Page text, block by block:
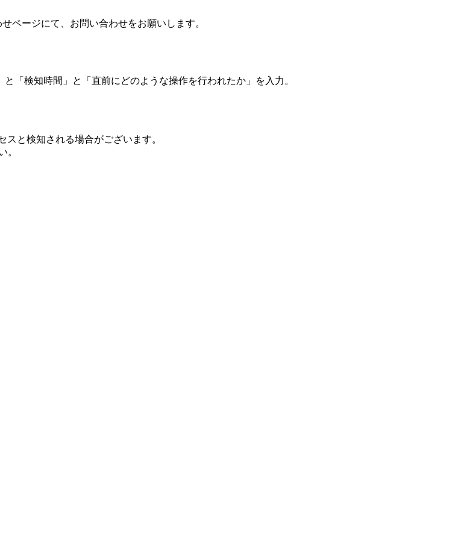
ページにて、お問い合わせをお願いします。
「検知時間」と「直前にどのような操作を行われたか」を入力。
と検知される場合がございます。
。